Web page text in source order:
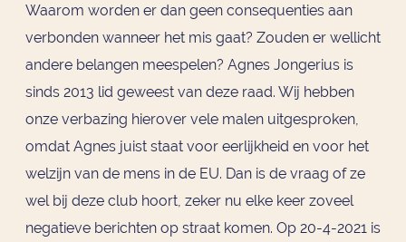
Waarom worden er dan geen consequenties aan
verbonden wanneer het mis gaat? Zouden er wellicht
andere belangen meespelen? Agnes Jongerius is
sinds 2013 lid geweest van deze raad. Wij hebben
onze verbazing hierover vele malen uitgesproken,
omdat Agnes juist staat voor eerlijkheid en voor het
welzijn van de mens in de EU. Dan is de vraag of ze
wel bij deze club hoort, zeker nu elke keer zoveel
negatieve berichten op straat komen. Op 20-4-2021 is